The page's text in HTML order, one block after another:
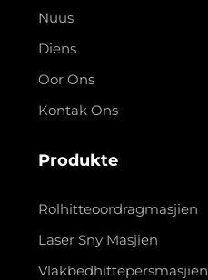
Nuus
Diens
Oor Ons
Kontak Ons
Produkte
Rolhitteoordragmasjien
Laser Sny Masjien
Vlakbedhittepersmasjien